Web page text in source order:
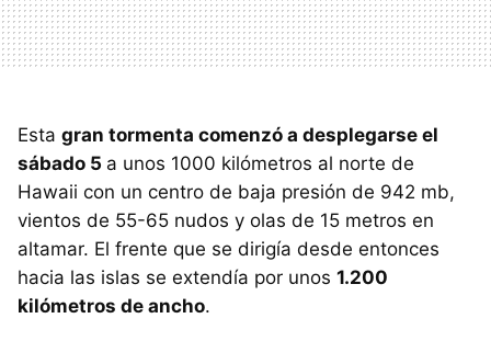
Esta gran tormenta comenzó a desplegarse el
sábado 5 a unos 1000 kilómetros al norte de
Hawaii con un centro de baja presión de 942 mb,
vientos de 55-65 nudos y olas de 15 metros en
altamar. El frente que se dirigía desde entonces
hacia las islas se extendía por unos 1.200
kilómetros de ancho.